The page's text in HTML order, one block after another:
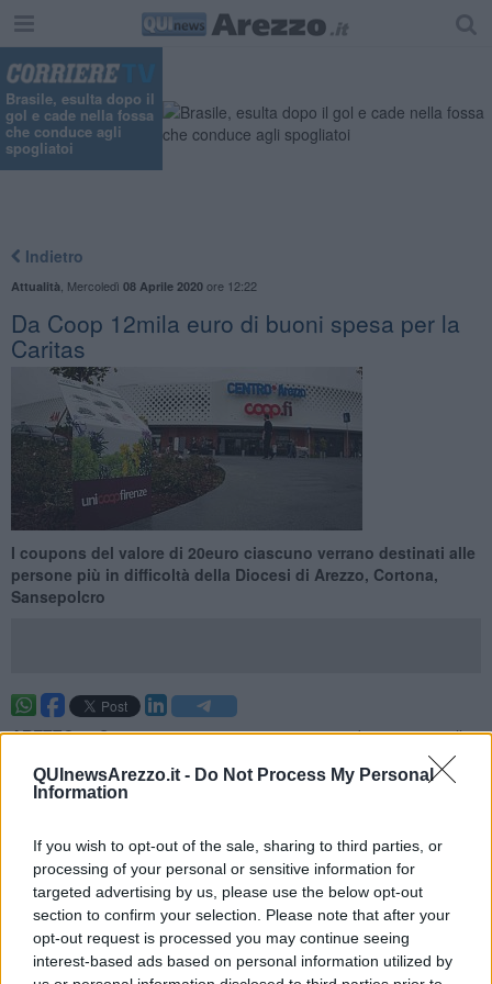
QUInewsArezzo.it - Do Not Process My Personal
Information
If you wish to opt-out of the sale, sharing to third parties, or
processing of your personal or sensitive information for
targeted advertising by us, please use the below opt-out
section to confirm your selection. Please note that after your
opt-out request is processed you may continue seeing
interest-based ads based on personal information utilized by
Brasile, esulta dopo il
gol e cade nella fossa
che conduce agli
spogliatoi
Indietro
Attualità Mercoledì 08 Aprile 2020ore 12:22
Da Coop 12mila euro di buoni spesa per la
Caritas
I coupons del valore di 20euro ciascuno verrano destinati alle
persone più in difficoltà della Diocesi di Arezzo, Cortona,
Sansepolcro
AREZZO —Sono stati inviati oggi12.660 euroin buoni spesa alla
. I buoni sono
messi a disposizione da Unicoop Firenze e Fondazione Il Cuore si
scioglie per sostenere chi, in questo periodo di emergenza
I buoni, del valore di 20 euro ciascuno, potranno esserespesi nei
punti vendita Unicoop Firenze(qui l'elenco
https://www.coopfirenze.it/punti-vendita) nelle prossime
settimane. L'importo è relativo alleraccolte alimentaridella
sezione soci Coop di Arezzo del 2019 e alla campagna di
solidarietàNatale Insiemedella Fondazione Il Cuore si scioglie.